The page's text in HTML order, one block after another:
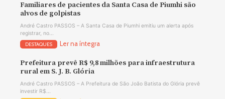
Familiares de pacientes da Santa Casa de Piumhi são
alvos de golpistas
André Castro PASSOS – A Santa Casa de Piumhi emitiu um alerta após
registrar, no...
DESTAQUES Ler na íntegra
Prefeitura prevê R$ 9,8 milhões para infraestrutura
rural em S. J. B. Glória
André Castro PASSOS – A Prefeitura de São João Batista do Glória prevê
investir R$...